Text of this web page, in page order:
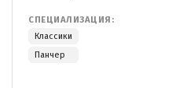
СПЕЦИАЛИЗАЦИЯ:
Классики
Панчер